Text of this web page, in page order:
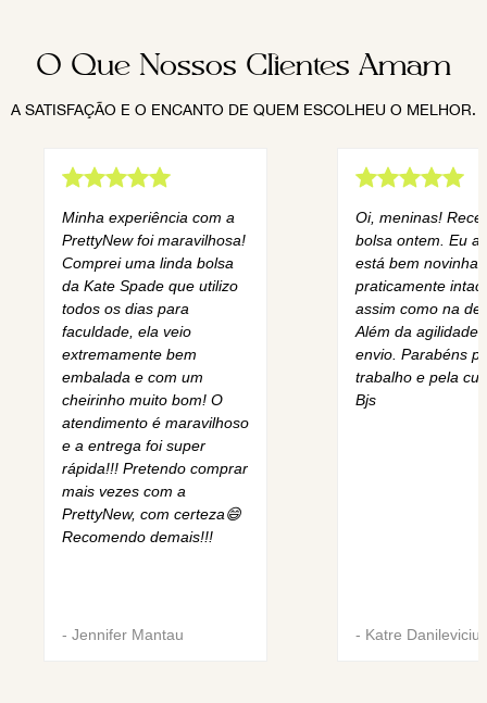
O Que Nossos Clientes Amam
A SATISFAÇÃO E O ENCANTO DE QUEM ESCOLHEU O MELHOR.
Minha experiência com a
PrettyNew foi maravilhosa!
Comprei uma linda bolsa
da Kate Spade que utilizo
todos os dias para
faculdade, ela veio
extremamente bem
embalada e com um
cheirinho muito bom! O
atendimento é maravilhoso
e a entrega foi super
rápida!!! Pretendo comprar
mais vezes com a
PrettyNew, com certeza😄
Recomendo demais!!!
- Jennifer Mantau
Oi, meninas!
bolsa ontem. Eu
está bem novinha,
praticamente
assim como na
Além da agilidade
envio. Parabéns
trabalho e pela
Bjs
- Katre Danilevicius